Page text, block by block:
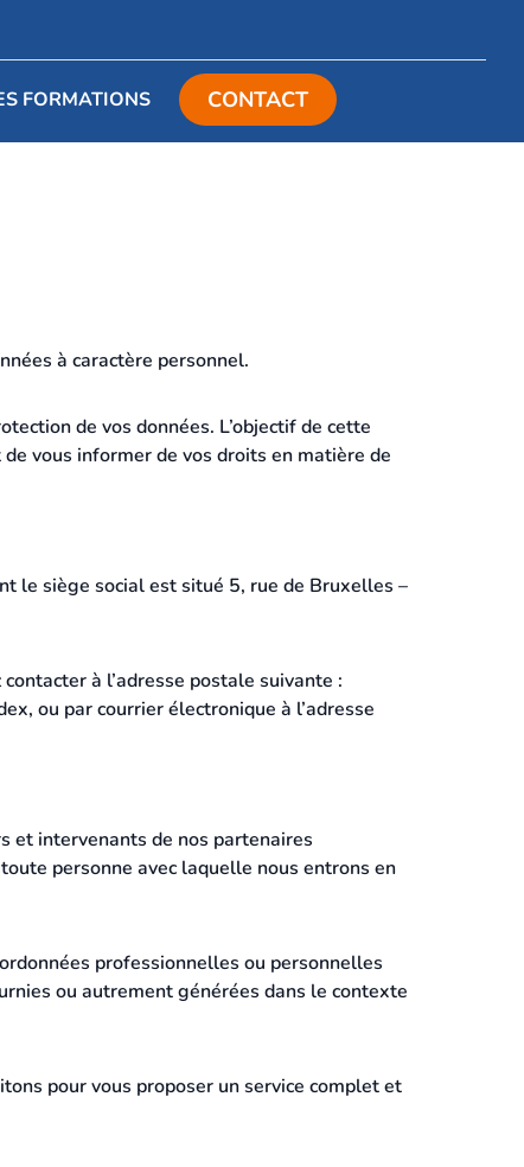
Lien
Lien
Lien
Lien
Lien
FORMATIONS CONTACT
à caractère personnel.
de vos données. L’objectif de cette
vous informer de vos droits en matière de
le siège social est situé 5, rue de Bruxelles –
à l’adresse postale suivante :
ou par courrier électronique à l’adresse
et intervenants de nos partenaires
personne avec laquelle nous entrons en
professionnelles ou personnelles
ou autrement générées dans le contexte
pour vous proposer un service complet et